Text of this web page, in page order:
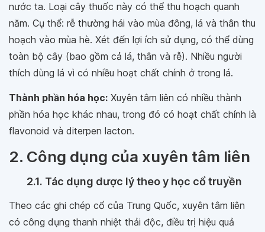
nước ta. Loại cây thuốc này có thể thu hoạch quanh
năm. Cụ thể: rễ thường hái vào mùa đông, lá và thân thu
hoạch vào mùa hè. Xét đến lợi ích sử dụng, có thể dùng
toàn bộ cây (bao gồm cả lá, thân và rễ). Nhiều người
thích dùng lá vì có nhiều hoạt chất chính ở trong lá.
Thành phần hóa học: Xuyên tâm liên có nhiều thành
phần hóa học khác nhau, trong đó có hoạt chất chính là
flavonoid và diterpen lacton.
2. Công dụng của xuyên tâm liên
2.1. Tác dụng dược lý theo y học cổ truyền
Theo các ghi chép cổ của Trung Quốc, xuyên tâm liên
có công dụng thanh nhiệt thải độc, điều trị hiệu quả